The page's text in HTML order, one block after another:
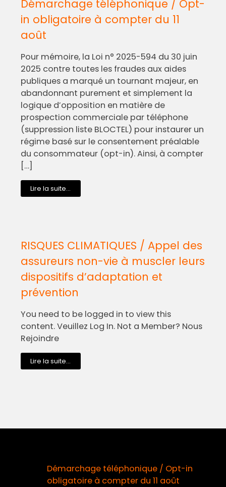
Démarchage téléphonique / Opt-
in obligatoire à compter du 11
août
Pour mémoire, la Loi n° 2025-594 du 30 juin
2025 contre toutes les fraudes aux aides
publiques a marqué un tournant majeur, en
abandonnant purement et simplement la
logique d’opposition en matière de
prospection commerciale par téléphone
(suppression liste BLOCTEL) pour instaurer un
régime basé sur le consentement préalable
du consommateur (opt-in). Ainsi, à compter
[…]
Lire la suite...
RISQUES CLIMATIQUES / Appel des
assureurs non-vie à muscler leurs
dispositifs d’adaptation et
prévention
You need to be logged in to view this
content. Veuillez Log In. Not a Member? Nous
Rejoindre
Lire la suite...
Démarchage téléphonique / Opt-in
obligatoire à compter du 11 août